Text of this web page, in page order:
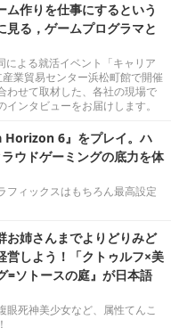
ム作りを仕事にするという
見る，ゲームプログラマと
よる就活イベント「キャリア
業貿易センター浜松町館で開催
わせて取材した、各社の現場で
ンタビューをお届けします。
6』をプレイ。ハ
ウドゲーミングの底力を体
フィックスはもちろん最高設定
お姉さんまでよりどりみど
営しよう！「クトゥルフ×美
=ソトースの庭』が日本語
眼死神美少女など、属性てんこ